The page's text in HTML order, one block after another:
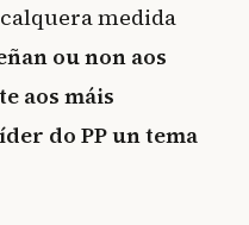
medida
ou non aos
aos máis
do PP un tema